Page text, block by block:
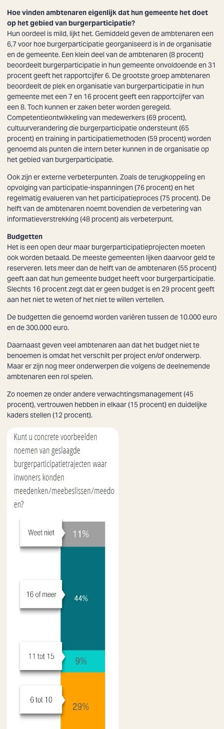
Hoe vinden ambtenaren eigenlijk dat hun gemeente het doet
op het gebied van burgerparticipatie?
Hun oordeel is mild, lijkt het. Gemiddeld geven de ambtenaren een
6,7 voor hoe burgerparticipatie georganiseerd is in de organisatie
en de gemeente. Een klein deel van de ambtenaren (8 procent)
beoordeelt burgerparticipatie in hun gemeente onvoldoende en 31
procent geeft het rapportcijfer 6. De grootste groep ambtenaren
beoordeelt de plek en organisatie van burgerparticipatie in hun
gemeente met een 7 en 16 procent geeft een rapportcijfer van
een 8. Toch kunnen er zaken beter worden geregeld.
Competentieontwikkeling van medewerkers (69 procent),
cultuurverandering die burgerparticipatie ondersteunt (65
procent) en training in participatiemethoden (59 procent) worden
genoemd als punten die intern beter kunnen in de organisatie op
het gebied van burgerparticipatie.
Ook zijn er externe verbeterpunten. Zoals de terugkoppeling en
opvolging van participatie-inspanningen (76 procent) en het
regelmatig evalueren van het participatieproces (75 procent). De
helft van de ambtenaren noemt bovendien de verbetering van
informatieverstrekking (48 procent) als verbeterpunt.
Budgetten
Het is een open deur maar burgerparticipatieprojecten moeten
ook worden betaald. De meeste gemeenten lijken daarvoor geld te
reserveren. Iets meer dan de helft van de ambtenaren (55 procent)
geeft aan dat hun gemeente budget heeft voor burgerparticipatie.
Slechts 16 procent zegt dat er geen budget is en 29 procent geeft
aan het niet te weten of het niet te willen vertellen.
De budgetten die genoemd worden variëren tussen de 10.000 euro
en de 300.000 euro.
Daarnaast geven veel ambtenaren aan dat het budget niet te
benoemen is omdat het verschilt per project en/of onderwerp.
Maar er zijn nog meer onderwerpen die volgens de deelnemende
ambtenaren een rol spelen.
Zo noemen ze onder andere verwachtingsmanagement (45
procent), vertrouwen hebben in elkaar (15 procent) en duidelijke
kaders stellen (12 procent).
Zoeken